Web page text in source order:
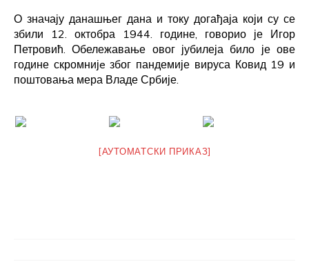
О значају данашњег дана и току догађаја који су се
збили 12. октобра 1944. године, говорио је Игор
Петровић. Обележавање овог јубилеја било је ове
године скромнијe због пандемије вируса Ковид 19 и
поштовања мера Владе Србије.
[АУТОМАТСКИ ПРИКАЗ]